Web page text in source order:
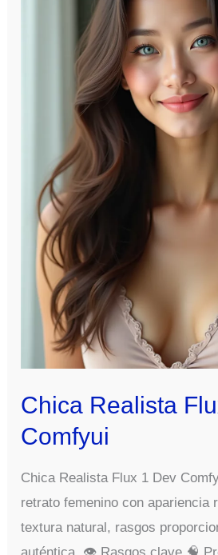
Chica Realista
Comfyui
Chica Realista Flux 1 Dev
retrato femenino con apariencia
textura natural, rasgos